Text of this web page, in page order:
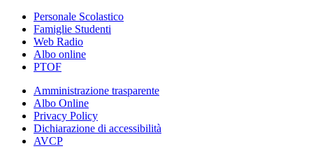
Personale Scolastico
Famiglie Studenti
Web Radio
Albo online
PTOF
Amministrazione trasparente
Albo Online
Privacy Policy
Dichiarazione di accessibilità
AVCP